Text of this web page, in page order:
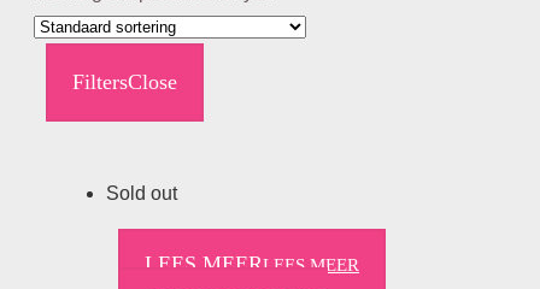
FiltersClose
Sold out
LEES MEERLEES MEER